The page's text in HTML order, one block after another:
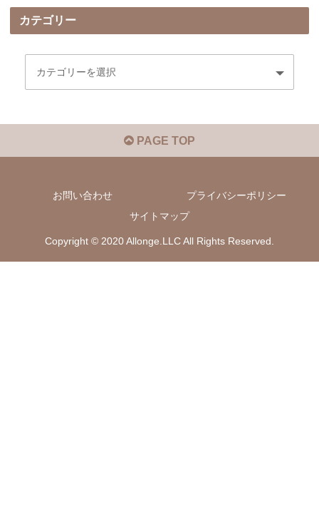
カテゴリー
PAGE TOP
お問い合わせ
プライバシーポリシー
サイトマップ
Copyright © 2020 Allonge.LLC All Rights Reserved.